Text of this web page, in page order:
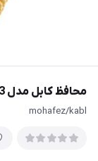
محافظ کابل مدل Spring M-3
mohafez/kabl